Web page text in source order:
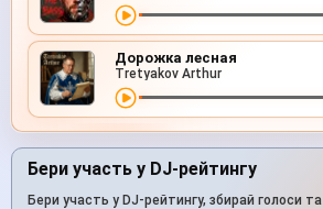
Дорожка лесная
Tretyakov Arthur
Бери участь у DJ-рейтингу
Бери участь у DJ-рейтингу, збирай голоси та